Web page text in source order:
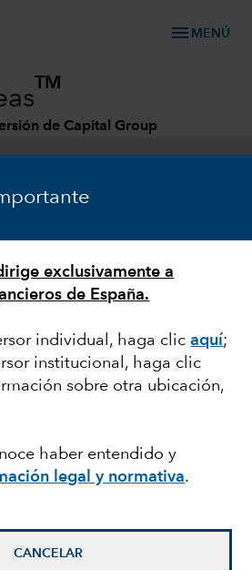
exclusivamente a
de España.
individual, haga clicaquí;
institucional, haga clic
sobre otra ubicación,
haber entendido y
legal y normativa.
CANCELAR
menu MENÚ
TM
de Capital Group
de
mercados